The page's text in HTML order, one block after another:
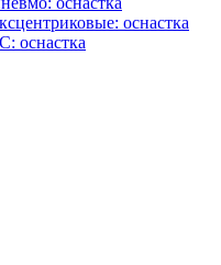
оснастка
оснастка